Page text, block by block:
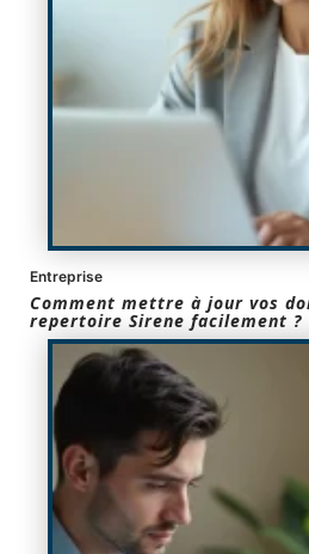
Entreprise
Comment mettre à jour vos
repertoire Sirene facilement ?